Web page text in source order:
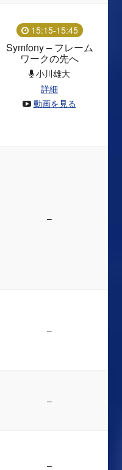
15:15-15:45
Symfony – フレーム
ワークの先へ
小川雄大
詳細
動画を見る
–
–
–
–